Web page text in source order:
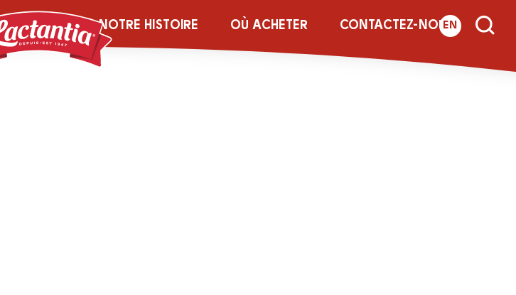
NOTRE HISTOIRE OÙ ACHETER CONTACTEZ-NOUS
EN